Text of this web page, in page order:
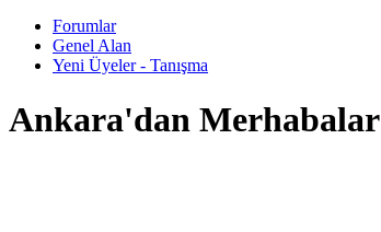
Forumlar
Genel Alan
Yeni Üyeler - Tanışma
Ankara'dan Merhabalar